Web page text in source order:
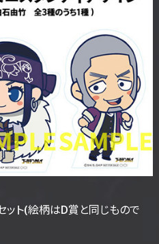
ット(絵柄はD賞と同じもので